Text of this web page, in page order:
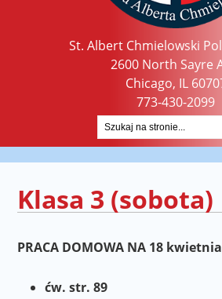
St. Albert Chmielowski
2600 North Sayre
Chicago, IL
773-430-2099
Klasa 3 (sobota)
PRACA DOMOWA NA 18 kwietnia
ćw. str. 89